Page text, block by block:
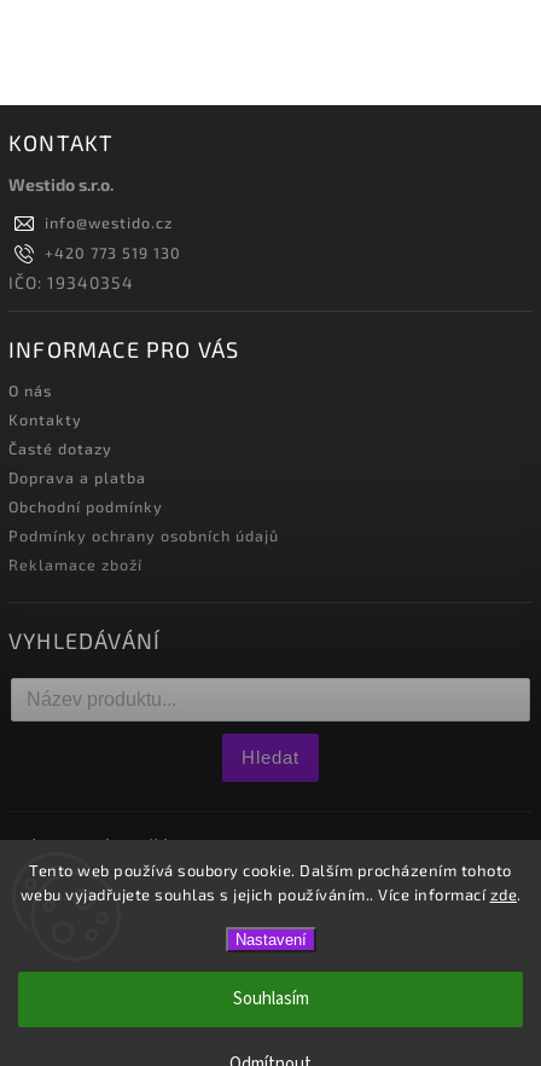
Tento web používá soubory cookie. Dalším procházením tohoto
webu vyjadřujete souhlas s jejich používáním.. Více informacízde.
Nastavení
Souhlasím
nápis "Fotbalová
KONTAKT
Westido s.r.o.
info@westido.cz
+420 773 519 130
IČO: 19340354
INFORMACE PRO VÁS
O nás
Kontakty
Časté dotazy
Doprava a platba
Obchodní podmínky
Podmínky ochrany osobních údajů
Reklamace zboží
VYHLEDÁVÁNÍ
Hledat
NÁKUPNÍ KOŠÍK
0ks / 0 Kč